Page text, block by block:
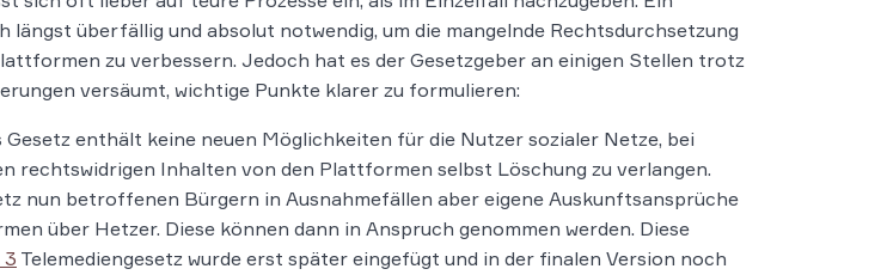
längst überfällig und absolut notwendig, um die mangelnde Rechtsdurchsetzung
zu verbessern. Jedoch hat es der Gesetzgeber an einigen Stellen trotz
versäumt, wichtige Punkte klarer zu formulieren:
Gesetz enthält keine neuen Möglichkeiten für die Nutzer sozialer Netze, bei
rechtswidrigen Inhalten von den Plattformen selbst Löschung zu verlangen.
nun betroffenen Bürgern in Ausnahmefällen aber eigene Auskunftsansprüche
über Hetzer. Diese können dann in Anspruch genommen werden. Diese
3 Telemediengesetz wurde erst später eingefügt und in der finalen Version noch